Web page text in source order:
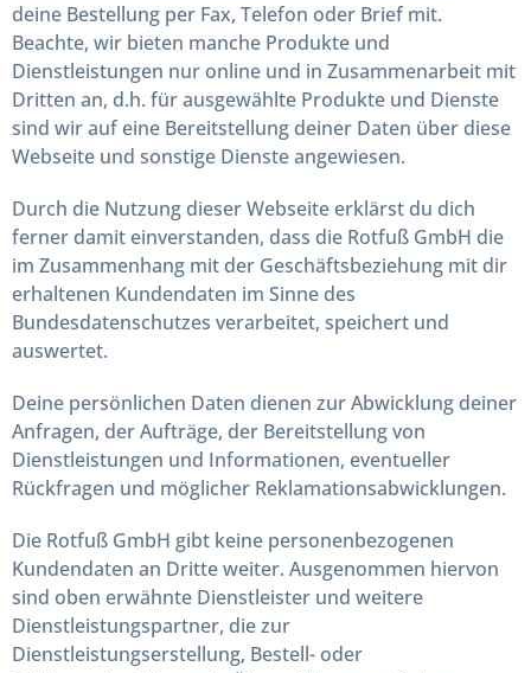
deine Bestellung per Fax, Telefon oder Brief mit.
Beachte, wir bieten manche Produkte und
Dienstleistungen nur online und in Zusammenarbeit mit
Dritten an, d.h. für ausgewählte Produkte und Dienste
sind wir auf eine Bereitstellung deiner Daten über diese
Webseite und sonstige Dienste angewiesen.
Durch die Nutzung dieser Webseite erklärst du dich
ferner damit einverstanden, dass die Rotfuß GmbH die
im Zusammenhang mit der Geschäftsbeziehung mit dir
erhaltenen Kundendaten im Sinne des
Bundesdatenschutzes verarbeitet, speichert und
auswertet.
Deine persönlichen Daten dienen zur Abwicklung deiner
Anfragen, der Aufträge, der Bereitstellung von
Dienstleistungen und Informationen, eventueller
Rückfragen und möglicher Reklamationsabwicklungen.
Die Rotfuß GmbH gibt keine personenbezogenen
Kundendaten an Dritte weiter. Ausgenommen hiervon
sind oben erwähnte Dienstleister und weitere
Dienstleistungspartner, die zur
Dienstleistungserstellung, Bestell- oder